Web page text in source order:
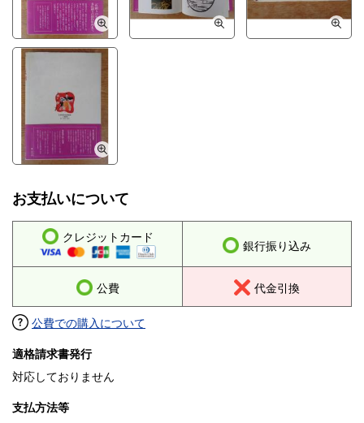
お支払いについて
クレジットカード
銀行振り込み
公費 代金引換
公費での購入について
適格請求書発行
対応しておりません
支払方法等